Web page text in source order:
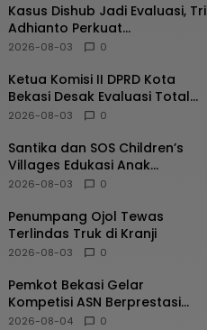
Kasus Dishub Jadi Evaluasi, Tri
Adhianto Perkuat
Pengawasan Aparatur
2026-08-03 0
Ketua Komisi II DPRD Kota
Bekasi Desak Evaluasi Total
Usai Dugaan Pungli Oknum
2026-08-03 0
Santika dan SOS Children’s
Villages Edukasi Anak
Mengenal Industri Perhotelan
2026-08-03 0
Penumpang Ojol Tewas
Terlindas Truk di Kranji
2026-08-03 0
Pemkot Bekasi Gelar
Kompetisi ASN Berprestasi
pada HUT RI ke-81
2026-08-04 0